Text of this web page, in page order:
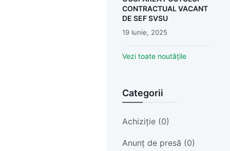
CONTRACTUAL VACANT
DE SEF SVSU
19 Iunie, 2025
Vezi toate noutățile
Categorii
Achiziție (0)
Anunț de presă (0)